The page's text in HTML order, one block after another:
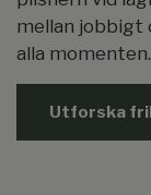
mellan jobbigt
alla momenten.
Utforska